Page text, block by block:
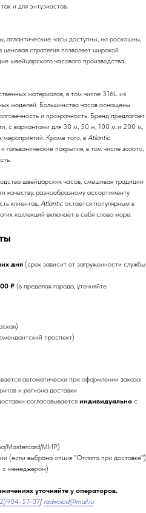
и для энтузиастов.
атлантические часы доступны, но роскошны,
стратегия позволяет широкой
швейцарского часового производства.
материалов, в том числе 316L из
моделей. Большинство часов оснащены
и прозрачность. Бренд предлагает
с вариантами для 30 м, 50 м, 100 м и 200 м,
мероприятий. Кроме того, в Atlantic
покрытия, в том числе золото,
швейцарских часов, смешивая традиции
качеству, разнообразному ассортименту
клиентов, Atlanticостается популярным в
коллекций включает в себя слово море.
дня (срок зависит от загруженности службы
₽ (в пределах города, уточняйте
проспект)
автоматически при оформлении заказа
и региона доставки
согласовывается индивидуально с
Mastercard/МИР)
(если выбрана опция "Оплата при доставке")
с менеджером)
уточняйте у операторов.
57-07/ radwolod@mail.ru